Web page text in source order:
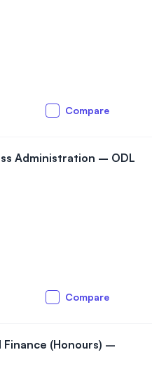
Compare
Administration – ODL
Compare
(Honours) –